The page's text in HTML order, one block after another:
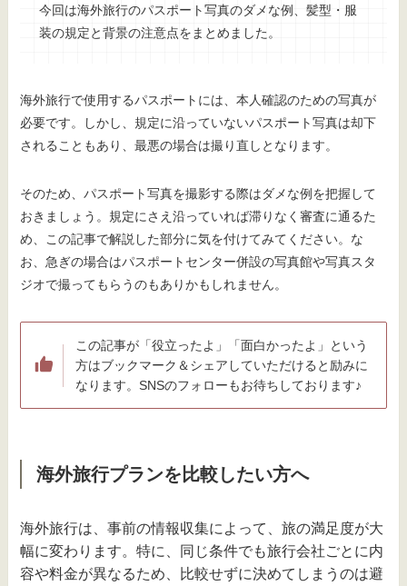
今回は海外旅行のパスポート写真のダメな例、髪型・服
装の規定と背景の注意点をまとめました。
海外旅行で使用するパスポートには、本人確認のための写真が
必要です。しかし、規定に沿っていないパスポート写真は却下
されることもあり、最悪の場合は撮り直しとなります。
そのため、パスポート写真を撮影する際はダメな例を把握して
おきましょう。規定にさえ沿っていれば滞りなく審査に通るた
め、この記事で解説した部分に気を付けてみてください。な
お、急ぎの場合はパスポートセンター併設の写真館や写真スタ
ジオで撮ってもらうのもありかもしれません。
この記事が「役立ったよ」「面白かったよ」という
方はブックマーク＆シェアしていただけると励みに
なります。SNSのフォローもお待ちしております♪
海外旅行プランを比較したい方へ
海外旅行は、事前の情報収集によって、旅の満足度が大
幅に変わります。特に、同じ条件でも旅行会社ごとに内
容や料金が異なるため、比較せずに決めてしまうのは避